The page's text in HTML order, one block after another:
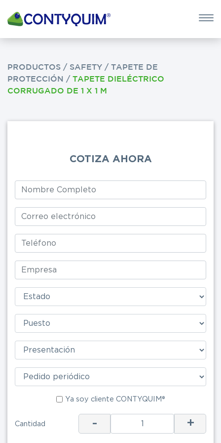
×
POTASA
PRODUCTOS / SAFETY / TAPETE DE
PROTECCIÓN / TAPETE DIELÉCTRICO
CORRUGADO DE 1 X 1 M
COTIZA AHORA
Ya soy cliente CONTYQUIM®
Cantidad - +